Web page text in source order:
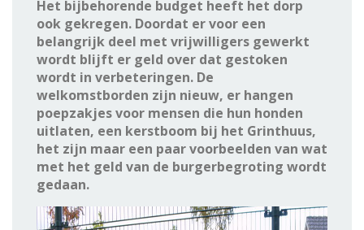
Het bijbehorende budget heeft het dorp
ook gekregen. Doordat er voor een
belangrijk deel met vrijwilligers gewerkt
wordt blijft er geld over dat gestoken
wordt in verbeteringen. De
welkomstborden zijn nieuw, er hangen
poepzakjes voor mensen die hun honden
uitlaten, een kerstboom bij het Grinthuus,
het zijn maar een paar voorbeelden van wat
met het geld van de burgerbegroting wordt
gedaan.